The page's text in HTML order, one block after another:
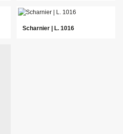
Scharnier | L. 1016